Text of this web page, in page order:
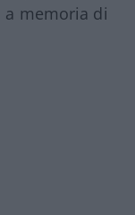
memoria di